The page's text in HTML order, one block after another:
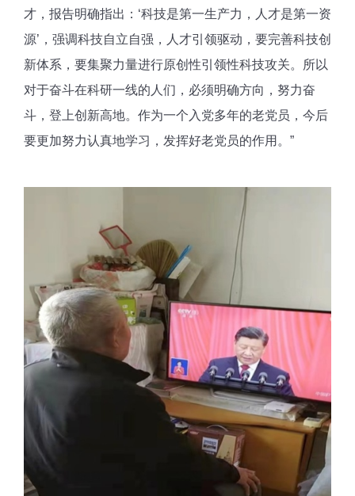
才，报告明确指出：‘科技是第一生产力，人才是第一资
源’，强调科技自立自强，人才引领驱动，要完善科技创
新体系，要集聚力量进行原创性引领性科技攻关。所以
对于奋斗在科研一线的人们，必须明确方向，努力奋
斗，登上创新高地。作为一个入党多年的老党员，今后
要更加努力认真地学习，发挥好老党员的作用。”